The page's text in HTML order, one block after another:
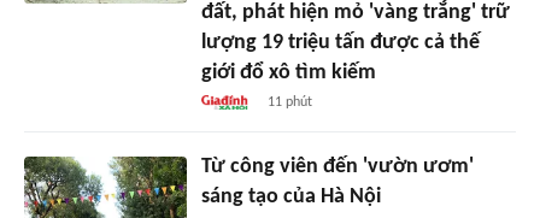
đất, phát hiện mỏ 'vàng trắng' trữ
lượng 19 triệu tấn được cả thế
giới đổ xô tìm kiếm
11 phút
Từ công viên đến 'vườn ươm'
sáng tạo của Hà Nội